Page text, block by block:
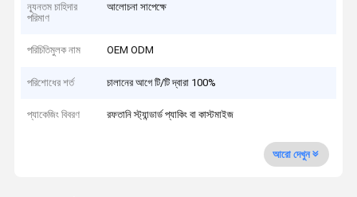
ন্যূনতম চাহিদার
পরিমাণ
আলোচনা সাপেক্ষে
পরিচিতিমুলক নাম OEM ODM
পরিশোধের শর্ত চালানের আগে টি/টি দ্বারা 100%
প্যাকেজিং বিবরণ রফতানি স্ট্যান্ডার্ড প্যাকিং বা কাস্টমাইজ
আরো দেখুন